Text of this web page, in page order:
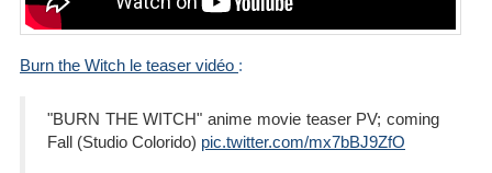
Burn the Witch le teaser vidéo :
"BURN THE WITCH" anime movie teaser PV; coming
Fall (Studio Colorido) pic.twitter.com/mx7bBJ9ZfO